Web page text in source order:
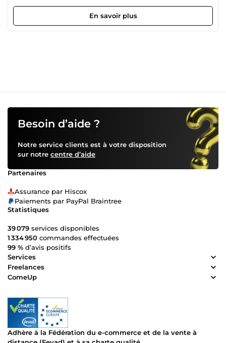
Mon expertise : des designs percutants qui racontent votre
histoire. 🌟 Approche : des solutions sur mesure, adaptées
à tous types d'entreprises. 💡 Pourquoi moi : une vision
En savoir plus
Besoin d’aide ?
Notre service clients est à votre disposition
sur notre centre d’aide
Partenaires
Assurance par Hiscox
Paiements par PayPal Braintree
Statistiques
39 079 services disponibles
1 334 950 commandes effectuées
99 % d’avis positifs
Services
Freelances
ComeUp
Adhère à la Fédération du e-commerce et de la vente à